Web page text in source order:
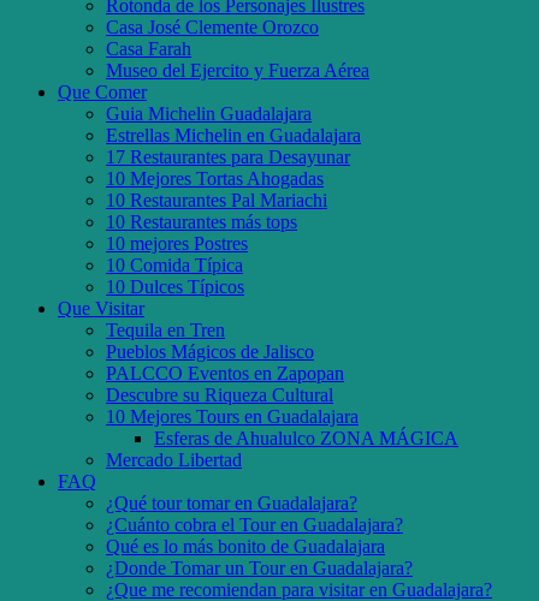
Rotonda de los Personajes Ilustres
Casa José Clemente Orozco
Casa Farah
Museo del Ejercito y Fuerza Aérea
Que Comer
Guia Michelin Guadalajara
Estrellas Michelin en Guadalajara
17 Restaurantes para Desayunar
10 Mejores Tortas Ahogadas
10 Restaurantes Pal Mariachi
10 Restaurantes más tops
10 mejores Postres
10 Comida Típica
10 Dulces Típicos
Que Visitar
Tequila en Tren
Pueblos Mágicos de Jalisco
PALCCO Eventos en Zapopan
Descubre su Riqueza Cultural
10 Mejores Tours en Guadalajara
Esferas de Ahualulco ZONA MÁGICA
Mercado Libertad
FAQ
¿Qué tour tomar en Guadalajara?
¿Cuánto cobra el Tour en Guadalajara?
Qué es lo más bonito de Guadalajara
¿Donde Tomar un Tour en Guadalajara?
¿Que me recomiendan para visitar en Guadalajara?